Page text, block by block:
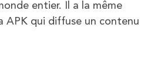
entier. Il a la même
APK qui diffuse un contenu